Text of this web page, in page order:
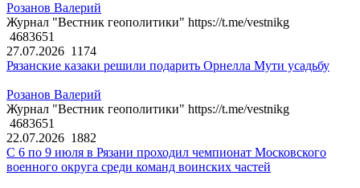
Розанов Валерий
Журнал "Вестник геополитики" https://t.me/vestnikg
4683651
27.07.2026 1174
Рязанские казаки решили подарить Орнелла Мути усадьбу
Розанов Валерий
Журнал "Вестник геополитики" https://t.me/vestnikg
4683651
22.07.2026 1882
С 6 по 9 июля в Рязани проходил чемпионат Московского
военного округа среди команд воинских частей